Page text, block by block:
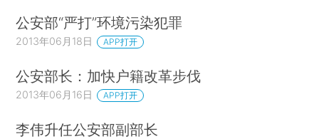
公安部“严打”环境污染犯罪
2013年06月18日 APP打开
公安部长：加快户籍改革步伐
2013年06月16日 APP打开
李伟升任公安部副部长